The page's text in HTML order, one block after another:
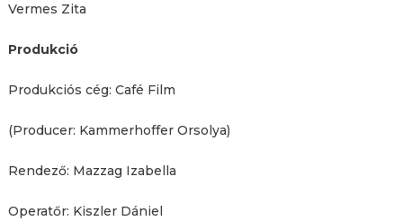
Vermes Zita
Produkció
Produkciós cég: Café Film
(Producer: Kammerhoffer Orsolya)
Rendező: Mazzag Izabella
Operatőr: Kiszler Dániel